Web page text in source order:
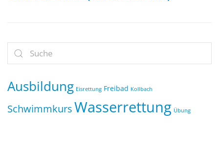
Ausbildung Eisrettung Freibad Kollbach
SchwimmkursWasserrettung Übung